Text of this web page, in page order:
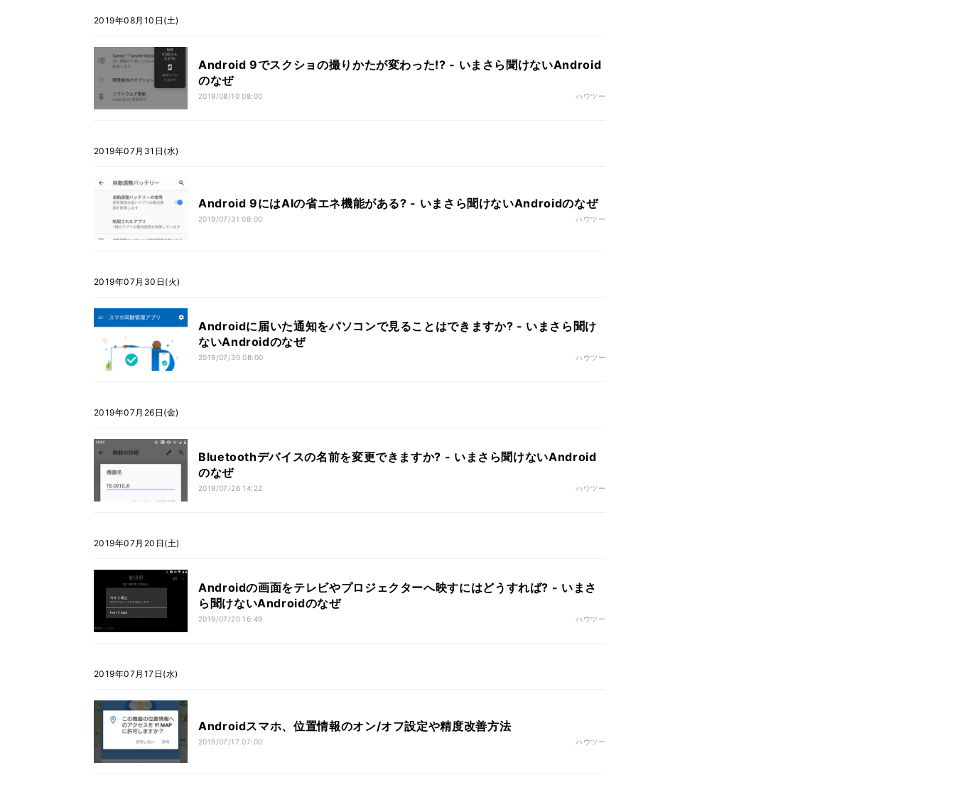
2019年08月10日(土)
Android 9でスクショの撮りかたが変わった!? - いまさら聞けないAndroid
のなぜ
2019/08/10 08:00 ハウツー
2019年07月31日(水)
Android 9にはAIの省エネ機能がある? - いまさら聞けないAndroidのなぜ
2019/07/31 08:00 ハウツー
2019年07月30日(火)
Androidに届いた通知をパソコンで見ることはできますか? - いまさら聞け
ないAndroidのなぜ
2019/07/30 08:00 ハウツー
2019年07月26日(金)
Bluetoothデバイスの名前を変更できますか? - いまさら聞けないAndroid
のなぜ
2019/07/26 14:22 ハウツー
2019年07月20日(土)
Androidの画面をテレビやプロジェクターへ映すにはどうすれば? - いまさ
ら聞けないAndroidのなぜ
2019/07/20 16:49 ハウツー
2019年07月17日(水)
Androidスマホ、位置情報のオン/オフ設定や精度改善方法
2019/07/17 07:00 ハウツー